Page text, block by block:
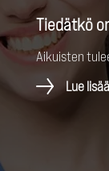
Tiedätkö
Aikuisten
Lue lisää